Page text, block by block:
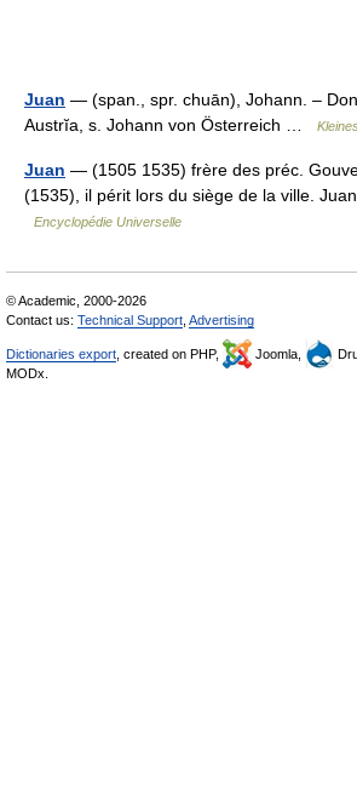
Juan — (span., spr. chuān), Johann. –
Austrĭa, s. Johann von Österreich …
Juan — (1505 1535) frère des préc.
(1535), il périt lors du siège de la ville.
Encyclopédie Universelle
© Academic, 2000-2026
Contact us: Technical Support Advertising
Dictionaries export , created on PHP, Joomla,
MODx.